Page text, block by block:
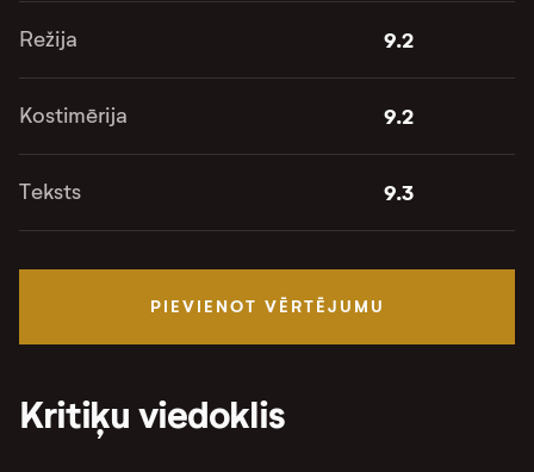
Režija 9.2
Kostimērija 9.2
Teksts 9.3
PIEVIENOT VĒRTĒJUMU
Kritiķu viedoklis